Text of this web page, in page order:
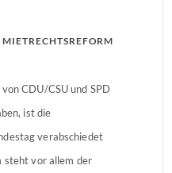
CDU/CSU und SPD
ist die
verabschiedet
steht vor allem der